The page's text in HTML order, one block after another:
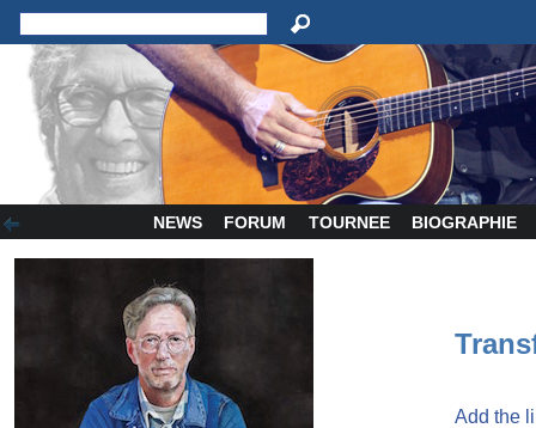
NEWS FORUM TOURNEE BIOGRAPHIE
Add the